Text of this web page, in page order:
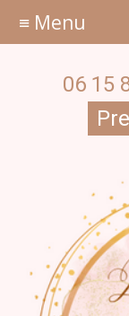
06 15
≡ Menu